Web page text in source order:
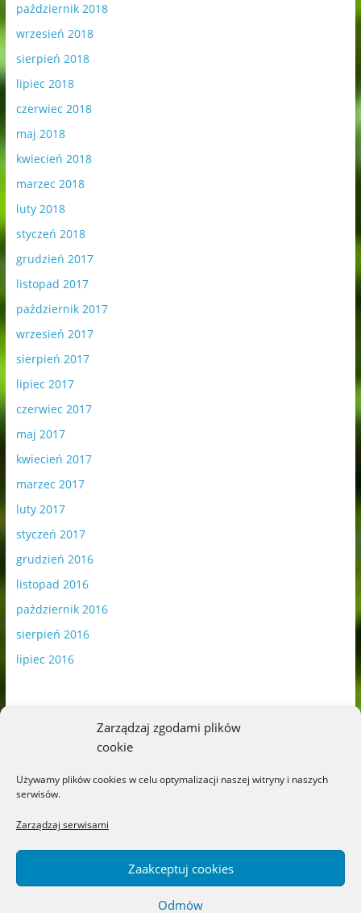
Zarządzaj zgodami plików
cookie
Używamy plików cookies w celu optymalizacji naszej witryny i naszych
serwisów.
Zarządzaj serwisami
Zaakceptuj cookies
Odmów
październik 2018
wrzesień 2018
sierpień 2018
lipiec 2018
czerwiec 2018
maj 2018
kwiecień 2018
marzec 2018
luty 2018
styczeń 2018
grudzień 2017
listopad 2017
październik 2017
wrzesień 2017
sierpień 2017
lipiec 2017
czerwiec 2017
maj 2017
kwiecień 2017
marzec 2017
luty 2017
styczeń 2017
grudzień 2016
listopad 2016
październik 2016
sierpień 2016
lipiec 2016